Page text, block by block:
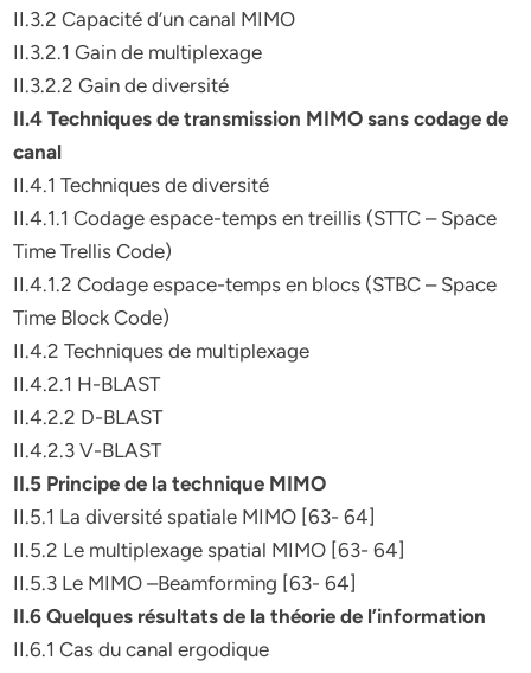
II.3.2 Capacité d’un canal MIMO
II.3.2.1 Gain de multiplexage
II.3.2.2 Gain de diversité
II.4 Techniques de transmission MIMO sans codage de
canal
II.4.1 Techniques de diversité
II.4.1.1 Codage espace-temps en treillis (STTC – Space
Time Trellis Code)
II.4.1.2 Codage espace-temps en blocs (STBC – Space
Time Block Code)
II.4.2 Techniques de multiplexage
II.4.2.1 H-BLAST
II.4.2.2 D-BLAST
II.4.2.3 V-BLAST
II.5 Principe de la technique MIMO
II.5.1 La diversité spatiale MIMO [63- 64]
II.5.2 Le multiplexage spatial MIMO [63- 64]
II.5.3 Le MIMO –Beamforming [63- 64]
II.6 Quelques résultats de la théorie de l’information
II.6.1 Cas du canal ergodique